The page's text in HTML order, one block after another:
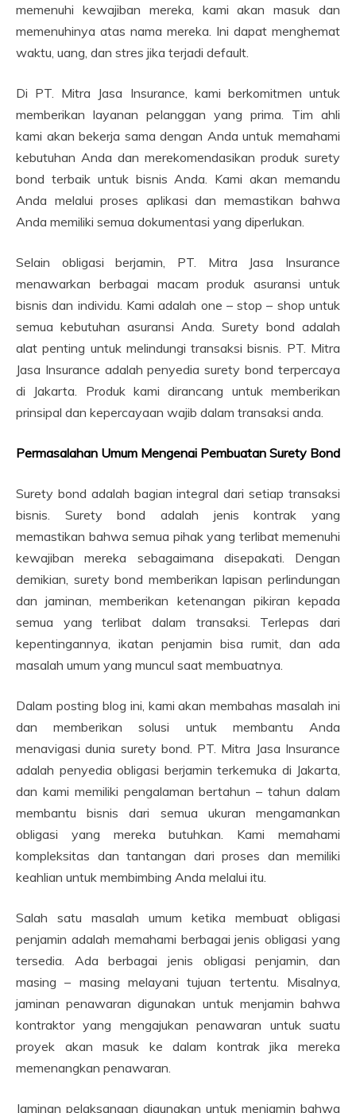
memenuhi kewajiban mereka, kami akan masuk dan
memenuhinya atas nama mereka. Ini dapat menghemat
waktu, uang, dan stres jika terjadi default.
Di PT. Mitra Jasa Insurance, kami berkomitmen untuk
memberikan layanan pelanggan yang prima. Tim ahli
kami akan bekerja sama dengan Anda untuk memahami
kebutuhan Anda dan merekomendasikan produk surety
bond terbaik untuk bisnis Anda. Kami akan memandu
Anda melalui proses aplikasi dan memastikan bahwa
Anda memiliki semua dokumentasi yang diperlukan.
Selain obligasi berjamin, PT. Mitra Jasa Insurance
menawarkan berbagai macam produk asuransi untuk
bisnis dan individu. Kami adalah one – stop – shop untuk
semua kebutuhan asuransi Anda. Surety bond adalah
alat penting untuk melindungi transaksi bisnis. PT. Mitra
Jasa Insurance adalah penyedia surety bond terpercaya
di Jakarta. Produk kami dirancang untuk memberikan
prinsipal dan kepercayaan wajib dalam transaksi anda.
Permasalahan Umum Mengenai Pembuatan Surety Bond
Surety bond adalah bagian integral dari setiap transaksi
bisnis. Surety bond adalah jenis kontrak yang
memastikan bahwa semua pihak yang terlibat memenuhi
kewajiban mereka sebagaimana disepakati. Dengan
demikian, surety bond memberikan lapisan perlindungan
dan jaminan, memberikan ketenangan pikiran kepada
semua yang terlibat dalam transaksi. Terlepas dari
kepentingannya, ikatan penjamin bisa rumit, dan ada
masalah umum yang muncul saat membuatnya.
Dalam posting blog ini, kami akan membahas masalah ini
dan memberikan solusi untuk membantu Anda
menavigasi dunia surety bond. PT. Mitra Jasa Insurance
adalah penyedia obligasi berjamin terkemuka di Jakarta,
dan kami memiliki pengalaman bertahun – tahun dalam
membantu bisnis dari semua ukuran mengamankan
obligasi yang mereka butuhkan. Kami memahami
kompleksitas dan tantangan dari proses dan memiliki
keahlian untuk membimbing Anda melalui itu.
Salah satu masalah umum ketika membuat obligasi
penjamin adalah memahami berbagai jenis obligasi yang
tersedia. Ada berbagai jenis obligasi penjamin, dan
masing – masing melayani tujuan tertentu. Misalnya,
jaminan penawaran digunakan untuk menjamin bahwa
kontraktor yang mengajukan penawaran untuk suatu
proyek akan masuk ke dalam kontrak jika mereka
memenangkan penawaran.
Jaminan pelaksanaan digunakan untuk menjamin bahwa